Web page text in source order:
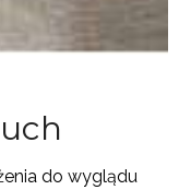
do wyglądu